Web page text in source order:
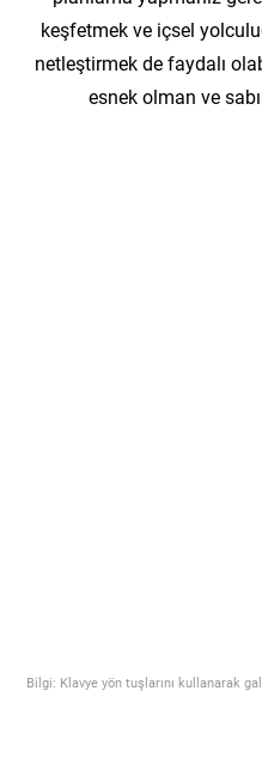
keşfetmek ve içsel
netleştirmek de faydalı
esnek olman ve
Bilgi: Klavye yön tuşlarını kullanarak